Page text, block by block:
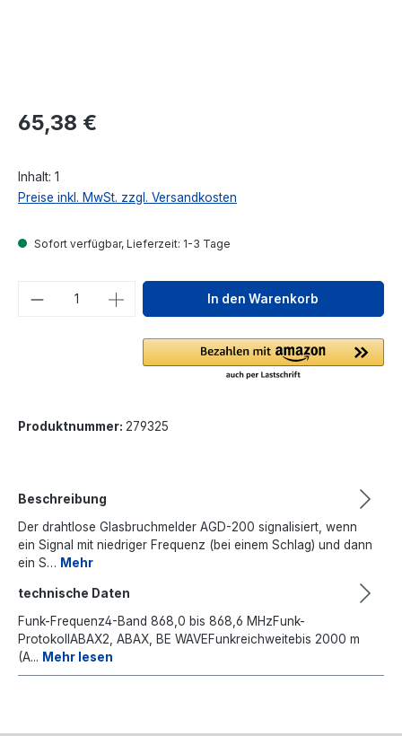
Regulärer Preis:
65,38 €
Inhalt: 1
Preise inkl. MwSt. zzgl. Versandkosten
Sofort verfügbar, Lieferzeit: 1-3 Tage
Produkt Anzahl: Gib denIn den Warenkorb
Produktnummer: 279325
Beschreibung
Der drahtlose Glasbruchmelder AGD-200 signalisiert, wenn
ein Signal mit niedriger Frequenz (bei einem Schlag) und dann
ein S… Mehr
technische Daten
Funk-Frequenz4-Band 868,0 bis 868,6 MHzFunk-
ProtokollABAX2, ABAX, BE WAVEFunkreichweitebis 2000 m
(A... Mehr lesen